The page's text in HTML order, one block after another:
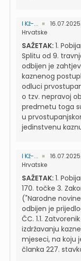
I Kž-... 16.07.2025.
Hrvatske
SAŽETAK: 1.
Splitu od 9.
odbijen je
kaznenog
odluci
o tzv. nepravoj
predmetu toga
u
jedinstvenu
I Kž-... 16.07.2025.
Hrvatske
SAŽETAK: 1.
170. točke 3.
("Narodne
odbijen je
ČC. 1.1.
izdržavanju
mjeseci, na koju
članka 227.